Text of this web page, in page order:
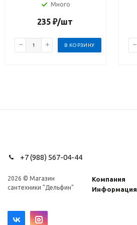
Много
235₽/шт
В КОРЗИНУ
+7 (988) 567-04-44
2026 © Магазин
сантехники "Дельфин"
Компания
Информация